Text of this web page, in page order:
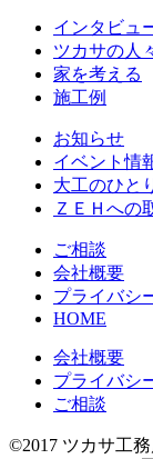
インタビュ
ツカサの人
家を考える
施工例
お知らせ
イベント情
大工のひと
ＺＥＨへの
ご相談
会社概要
プライバシ
HOME
会社概要
プライバシ
ご相談
©2017 ツカサ工務